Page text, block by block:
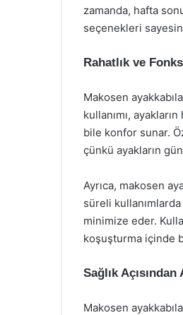
zamanda, hafta
seçenekleri
Rahatlık ve
Makosen
kullanımı,
bile konfor sunar.
çünkü ayakların
Ayrıca, makosen
süreli
minimize eder.
koşuşturma içinde
Sağlık
Makosen